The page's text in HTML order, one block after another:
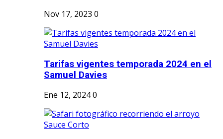
Nov 17, 2023 0
Tarifas vigentes temporada 2024 en el
Samuel Davies
Ene 12, 20240